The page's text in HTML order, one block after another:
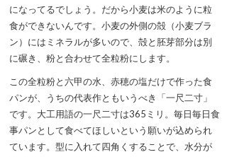
になってるでしょう。だから小麦は米のように粒
食ができないんです。小麦の外側の殻（小麦ブラ
ン）にはミネラルが多いので、殻と胚芽部分は別
に碾き、粉と合わせて全粒粉にします。
この全粒粉と六甲の水、赤穂の塩だけで作った食
パンが、うちの代表作ともいうべき「一尺二寸」
です。大工用語の一尺二寸は365ミリ。毎日毎日食
事パンとして食べてほしいという願いが込められ
ています。型に入れて四角くすることで、水分が